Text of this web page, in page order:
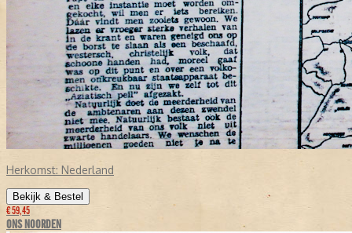
Herkomst: Nederland
Bekijk & Bestel
€ 59,45
ONS NOORDEN